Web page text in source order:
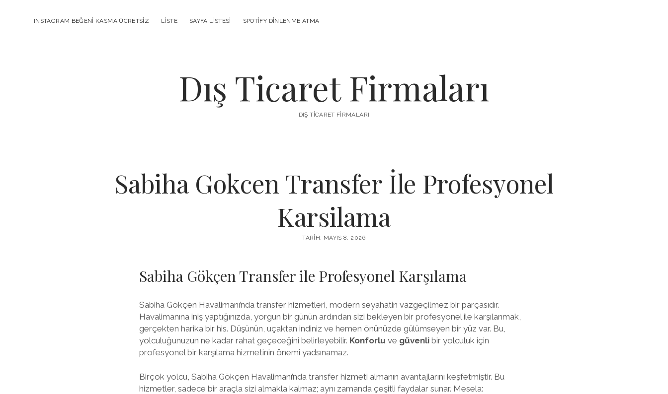
INSTAGRAM BEĞENI KASMA ÜCRETSIZ LISTE SAYFA LISTESI SPOTIFY DINLENME ATMA
Dış Ticaret Firmaları
DIŞ TICARET FIRMALARI
Sabiha Gokcen Transfer İle Profesyonel
Karsilama
TARIH: MAYIS 8, 2026
Sabiha Gökçen Transfer ile Profesyonel Karşılama
Sabiha Gökçen Havalimanı’nda transfer hizmetleri, modern seyahatin vazgeçilmez bir parçasıdır.
Havalimanına iniş yaptığınızda, yorgun bir günün ardından sizi bekleyen bir profesyonel ile karşılanmak,
gerçekten harika bir his. Düşünün, uçaktan indiniz ve hemen önünüzde gülümseyen bir yüz var. Bu,
yolculuğunuzun ne kadar rahat geçeceğini belirleyebilir. Konforlu ve güvenlibir yolculuk için
profesyonel bir karşılama hizmetinin önemi yadsınamaz.
Birçok yolcu, Sabiha Gökçen Havalimanı’nda transfer hizmeti almanın avantajlarını keşfetmiştir. Bu
hizmetler, sadece bir araçla sizi almakla kalmaz; aynı zamanda çeşitli faydalar sunar. Mesela: